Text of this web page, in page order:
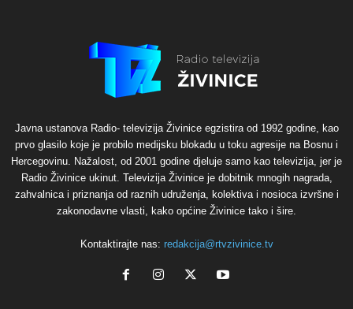
Javna ustanova Radio- televizija Živinice egzistira od 1992 godine, kao
prvo glasilo koje je probilo medijsku blokadu u toku agresije na Bosnu i
Hercegovinu. Nažalost, od 2001 godine djeluje samo kao televizija, jer je
Radio Živinice ukinut. Televizija Živinice je dobitnik mnogih nagrada,
zahvalnica i priznanja od raznih udruženja, kolektiva i nosioca izvršne i
zakonodavne vlasti, kako općine Živinice tako i šire.
Kontaktirajte nas: redakcija@rtvzivinice.tv